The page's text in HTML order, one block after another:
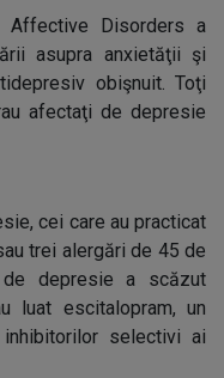
Disorders a
asupra anxietăţii şi
obişnuit. Toţi
afectaţi de depresie
cei care au practicat
trei alergări de 45 de
depresie a scăzut
luat escitalopram, un
selectivi ai